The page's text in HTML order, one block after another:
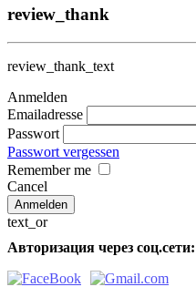
review_thank
review_thank_text
Anmelden
Emailadresse
Passwort
Passwort vergessen
Remember me
Cancel
text_or
Авторизация через соц.сети: